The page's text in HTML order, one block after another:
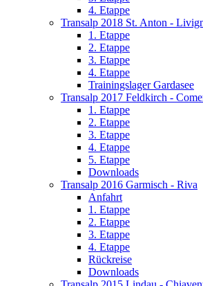
4. Etappe
Transalp 2018 St. Anton -
1. Etappe
2. Etappe
3. Etappe
4. Etappe
Trainingslager Gardasee
Transalp 2017 Feldkirch -
1. Etappe
2. Etappe
3. Etappe
4. Etappe
5. Etappe
Downloads
Transalp 2016 Garmisch - Riva
Anfahrt
1. Etappe
2. Etappe
3. Etappe
4. Etappe
Rückreise
Downloads